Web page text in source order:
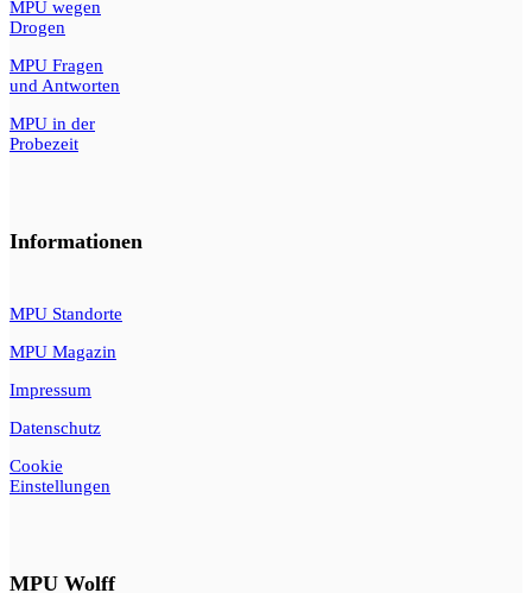
MPU wegen
Drogen
MPU Fragen
und Antworten
MPU in der
Probezeit
Informationen
MPU Standorte
MPU Magazin
Impressum
Datenschutz
Cookie
Einstellungen
MPU Wolff